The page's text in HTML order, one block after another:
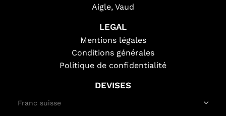
Aigle, Vaud
LEGAL
Mentions légales
Conditions générales
Politique de confidentialité
DEVISES